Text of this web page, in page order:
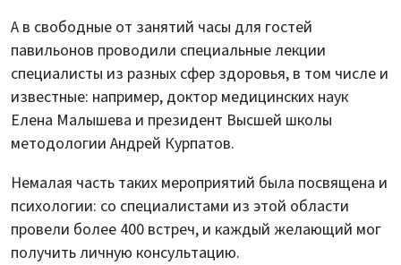
А в свободные от занятий часы для гостей
павильонов проводили специальные лекции
специалисты из разных сфер здоровья, в том числе и
известные: например, доктор медицинских наук
Елена Малышева и президент Высшей школы
методологии Андрей Курпатов.
Немалая часть таких мероприятий была посвящена и
психологии: со специалистами из этой области
провели более 400 встреч, и каждый желающий мог
получить личную консультацию.